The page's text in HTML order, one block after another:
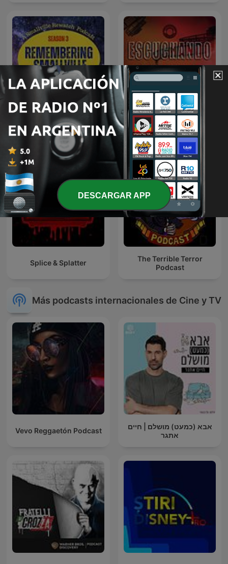
Remembering Smallville Escuchando Peliculas
Splice & Splatter
The Terrible Terror
Podcast
Más podcasts internacionales de Cine y TV
Vevo Reggaetón Podcast
אבא (כמעט) מושלם | חיים
אתגר
DESCARGAR APP